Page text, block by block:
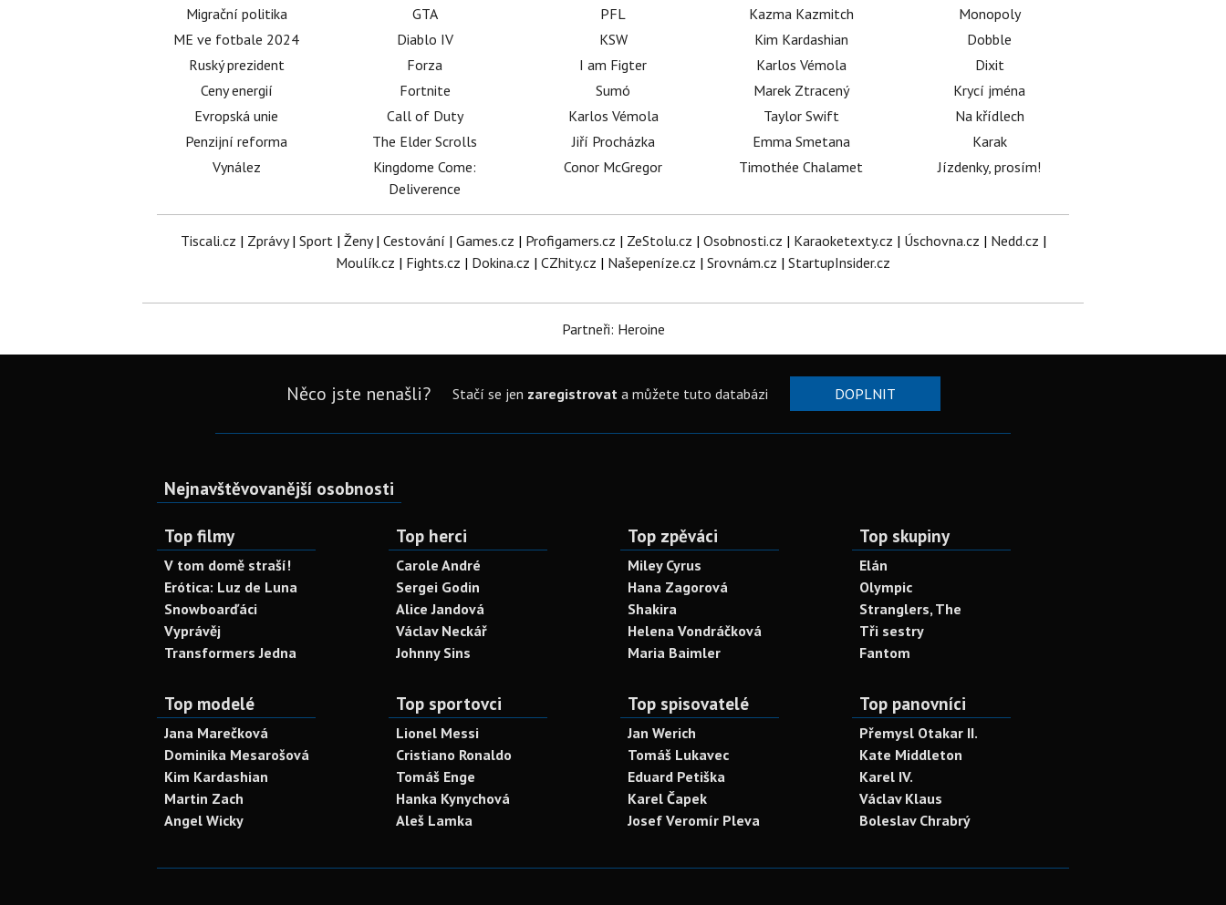
Migrační politika
ME ve fotbale 2024
Ruský prezident
Ceny energií
Evropská unie
Penzijní reforma
Vynález
GTA
Diablo IV
Forza
Fortnite
Call of Duty
The Elder Scrolls
Kingdome Come:
Deliverence
PFL
KSW
I am Figter
Sumó
Karlos Vémola
Jiří Procházka
Conor McGregor
Kazma Kazmitch
Kim Kardashian
Karlos Vémola
Marek Ztracený
Taylor Swift
Emma Smetana
Timothée Chalamet
Monopoly
Dobble
Dixit
Krycí jména
Na křídlech
Karak
Jízdenky, prosím!
Tiscali.cz | Zprávy| Sport| Ženy| Cestování | Games.cz | Profigamers.cz | ZeStolu.cz | Osobnosti.cz | Karaoketexty.cz | Úschovna.cz | Nedd.cz |
Moulík.cz | Fights.cz | Dokina.cz | CZhity.cz | Našepeníze.cz | Srovnám.cz | StartupInsider.cz
Partneři: Heroine
Něco jste nenašli? Stačí se jen zaregistrovata můžete tuto databázi DOPLNIT
Nejnavštěvovanější osobnosti
Top filmy
V tom domě straší!
Erótica: Luz de Luna
Snowboarďáci
Vyprávěj
Transformers Jedna
Top herci
Carole André
Sergei Godin
Alice Jandová
Václav Neckář
Johnny Sins
Top zpěváci
Miley Cyrus
Hana Zagorová
Shakira
Helena Vondráčková
Maria Baimler
Top skupiny
Elán
Olympic
Stranglers, The
Tři sestry
Fantom
Top modelé
Jana Marečková
Dominika Mesarošová
Kim Kardashian
Martin Zach
Angel Wicky
Top sportovci
Lionel Messi
Cristiano Ronaldo
Tomáš Enge
Hanka Kynychová
Aleš Lamka
Top spisovatelé
Jan Werich
Tomáš Lukavec
Eduard Petiška
Karel Čapek
Josef Veromír Pleva
Top panovníci
Přemysl Otakar II.
Kate Middleton
Karel IV.
Václav Klaus
Boleslav Chrabrý